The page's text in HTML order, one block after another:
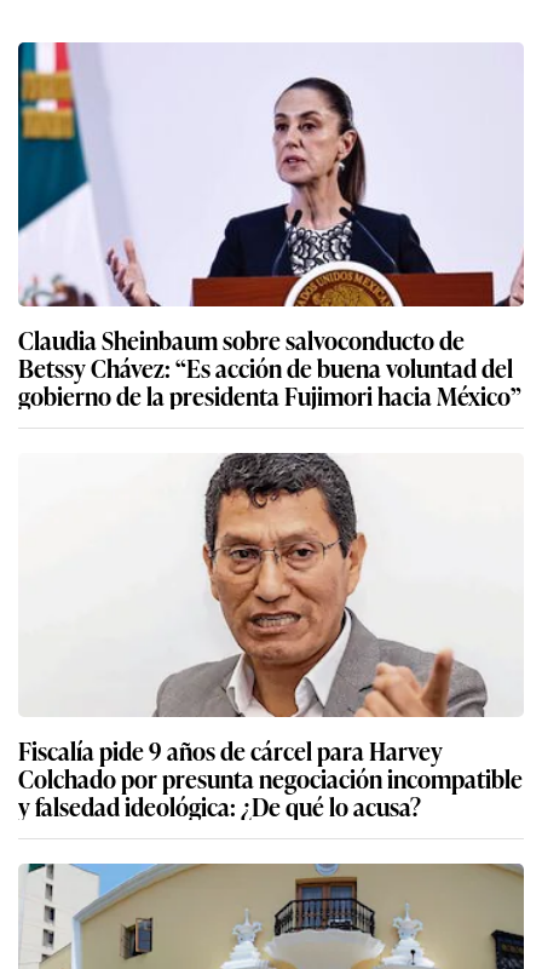
Claudia Sheinbaum sobre salvoconducto de
Betssy Chávez: “Es acción de buena voluntad del
gobierno de la presidenta Fujimori hacia México”
Fiscalía pide 9 años de cárcel para Harvey
Colchado por presunta negociación incompatible
y falsedad ideológica: ¿De qué lo acusa?